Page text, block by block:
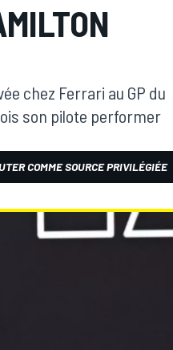
chez Ferrari au GP du
son pilote performer
COMME SOURCE PRIVILÉGIÉE